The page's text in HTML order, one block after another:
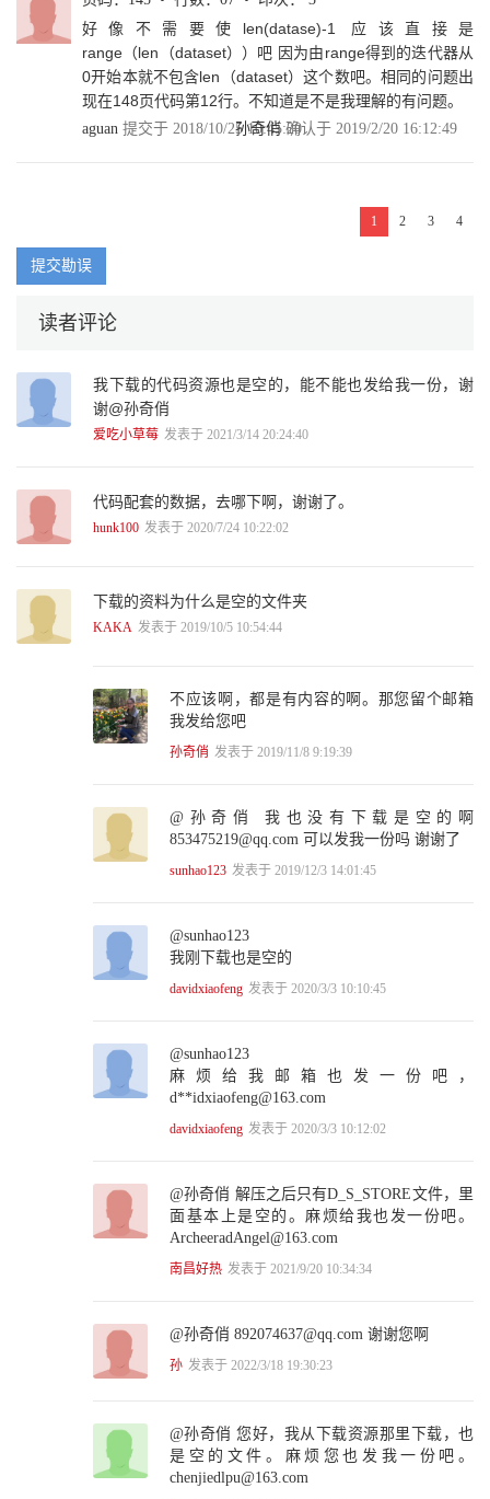
4.4.2 代码缩进 79
4.4.3 注释 80
4.4.4 Python中的数据结构 81
4.4.5 函数的设计 93
4.4.6 模块的导入与使用 101
4.4.7 面向对象程序设计 102
5.1.1 线性回归的概念 115
5.1.2 简易线性回归的Python实现详解 119
5.2.1 k-近邻算法的三个要素 140
5.2.3 使用scikit-learn实现k-近邻算法 155
5.3 本章小结 162
5.4 请你思考 162
参考资料 162
6.2 模型背后的那些人和事 167
6.3 激活函数是怎样的一种存在 175
6.4 什么是卷积函数 176
6.6 请你思考 178
参考资料 178
第7章 Hello World感知机，懂你我心才安息 179
7.3 感性认识“感知机” 183
7.4 感知机是如何学习的 185
7.5 感知机训练法则 187
7.8 感知机的表征能力 196
7.9 本章小结 199
7.10 请你思考 199
8.2 感性认识多层前馈神经网络 205
8.3 是浅而“胖”好，还是深而“瘦”佳 209
8.4 分布式特征表达 210
8.7 损失函数的定义 213
8.8 热力学定律与梯度弥散 215
8.9 本章小结 216
9.1 “鸟飞派”还飞不 220
9.2 1986年的那篇神作 221
9.3 多层感知机网络遇到的大问题 222
9.4 神经网络结构的设计 225
9.5 再议损失函数 227
9.8 梯度递减的线性回归实战 235
9.9 什么是随机梯度递减 238
9.10 利用SGD解决线性回归实战 240
9.12 请你思考 248
第10章 BP算法双向传，链式求导最缠绵 249
10.1 BP算法极简史 250
好像不需要使len(datase)-1 应该直接是
range（len（dataset））吧 因为由range得到的迭代器从
0开始本就不包含len（dataset）这个数吧。相同的问题出
现在148页代码第12行。不知道是不是我理解的有问题。
aguan 提交于 2018/10/25 10:45:20
孙奇俏确认于 2019/2/20 16:12:49
1 2 3 4
提交勘误
读者评论
我下载的代码资源也是空的，能不能也发给我一份，谢
谢@孙奇俏
爱吃小草莓 发表于 2021/3/14 20:24:40
代码配套的数据，去哪下啊，谢谢了。
hunk100 发表于 2020/7/24 10:22:02
下载的资料为什么是空的文件夹
KAKA 发表于 2019/10/5 10:54:44
不应该啊，都是有内容的啊。那您留个邮箱
我发给您吧
孙奇俏 发表于 2019/11/8 9:19:39
@孙奇俏 我也没有下载是空的啊
853475219@qq.com 可以发我一份吗 谢谢了
sunhao123 发表于 2019/12/3 14:01:45
@sunhao123
我刚下载也是空的
davidxiaofeng 发表于 2020/3/3 10:10:45
@sunhao123
麻烦给我邮箱也发一份吧，
d**idxiaofeng@163.com
davidxiaofeng 发表于 2020/3/3 10:12:02
@孙奇俏 解压之后只有D_S_STORE文件，里
面基本上是空的。麻烦给我也发一份吧。
ArcheeradAngel@163.com
南昌好热 发表于 2021/9/20 10:34:34
@孙奇俏 892074637@qq.com 谢谢您啊
孙 发表于 2022/3/18 19:30:23
@孙奇俏 您好，我从下载资源那里下载，也
是空的文件。麻烦您也发我一份吧。
chenjiedlpu@163.com